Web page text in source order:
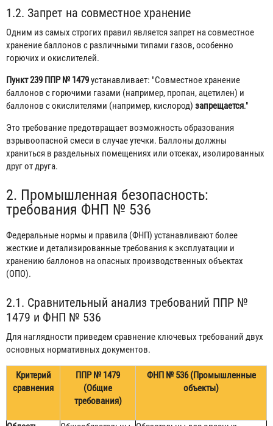
1.2. Запрет на совместное хранение
Одним из самых строгих правил является запрет на совместное
хранение баллонов с различными типами газов, особенно
горючих и окислителей.
Пункт 239 ППР № 1479устанавливает: "Совместное хранение
баллонов с горючими газами (например, пропан, ацетилен) и
баллонов с окислителями (например, кислород) запрещается."
Это требование предотвращает возможность образования
взрывоопасной смеси в случае утечки. Баллоны должны
храниться в раздельных помещениях или отсеках, изолированных
друг от друга.
2. Промышленная безопасность:
требования ФНП № 536
Федеральные нормы и правила (ФНП) устанавливают более
жесткие и детализированные требования к эксплуатации и
хранению баллонов на опасных производственных объектах
(ОПО).
2.1. Сравнительный анализ требований ППР №
1479 и ФНП № 536
Для наглядности приведем сравнение ключевых требований двух
основных нормативных документов.
Критерий
сравнения
ППР № 1479
(Общие
требования)
ФНП № 536 (Промышленные
объекты)